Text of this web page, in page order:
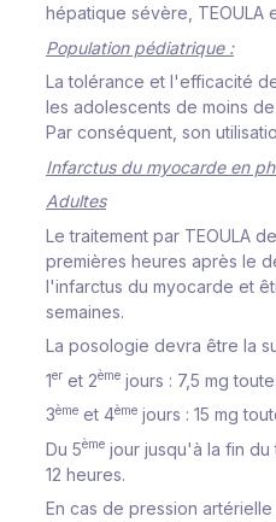
hépatique sévère, TEOULA
Population pédiatrique :
La tolérance et l'efficacité
les adolescents de moins
Par conséquent, son
Infarctus du myocarde en
Adultes
Le traitement par TEOULA
premières heures après le
l'infarctus du myocarde et
semaines.
La posologie devra être la
1er et 2ème jours : 7,5 mg
3ème et 4ème jours : 15 mg
Du 5ème jour jusqu'à la fin du
12 heures.
En cas de pression